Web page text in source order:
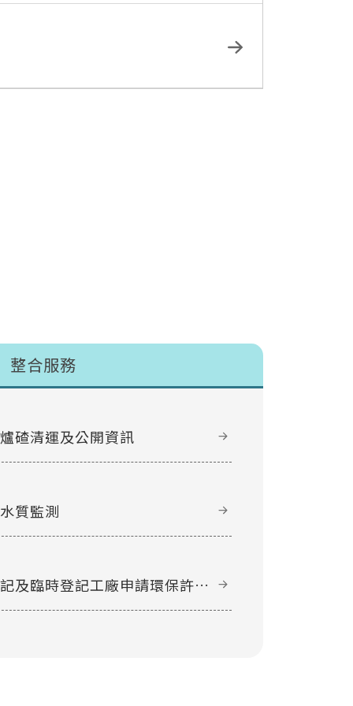
整合服務
碴清運及公開資訊
質監測
及臨時登記工廠申請環保許可